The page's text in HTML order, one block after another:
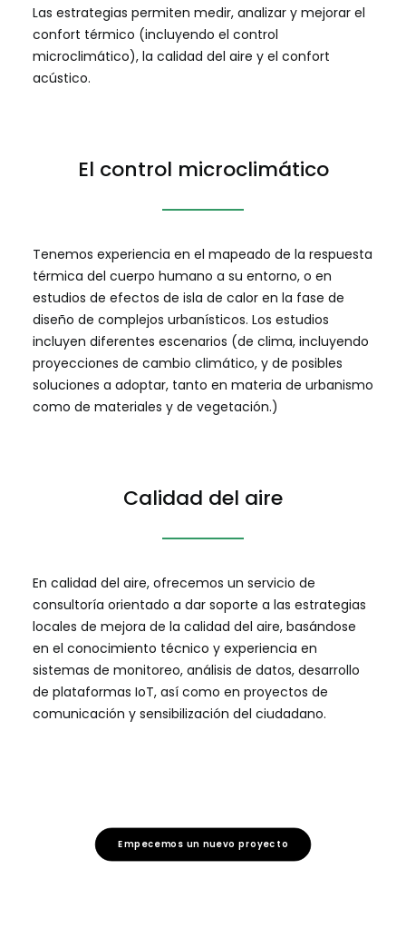
Las estrategias permiten medir, analizar y mejorar el
confort térmico (incluyendo el control
microclimático), la calidad del aire y el confort
acústico.
El control microclimático
Tenemos experiencia en el mapeado de la respuesta
térmica del cuerpo humano a su entorno, o en
estudios de efectos de isla de calor en la fase de
diseño de complejos urbanísticos. Los estudios
incluyen diferentes escenarios (de clima, incluyendo
proyecciones de cambio climático, y de posibles
soluciones a adoptar, tanto en materia de urbanismo
como de materiales y de vegetación.)
Calidad del aire
En calidad del aire, ofrecemos un servicio de
consultoría orientado a dar soporte a las estrategias
locales de mejora de la calidad del aire, basándose
en el conocimiento técnico y experiencia en
sistemas de monitoreo, análisis de datos, desarrollo
de plataformas IoT, así como en proyectos de
comunicación y sensibilización del ciudadano.
Empecemos un nuevo proyecto